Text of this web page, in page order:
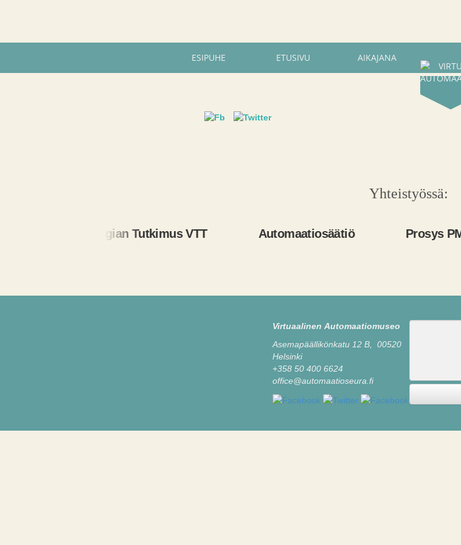
ESIPUHE ETUSIVU AIKAJANA
Yhteistyössä:
Teknologian Tutkimus VTT Automaatiosäätiö Prosys PMS Oy
Virtuaalinen Automaatiomuseo
Asemapäällikönkatu 12 B, 00520
Helsinki
+358 50 400 6624
office@automaatioseura.fi